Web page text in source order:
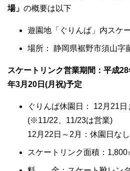
場」 の概要は以下
遊園地「ぐりんぱ」内スケ
場所： 静岡県裾野市須山字
スケートリンク営業期間：平成
年3月20日(月祝)予定
ぐりんぱ休園日： 12月21
(※11/22、11/23は営業)
12月22日～2月：休園日なし
スケートリンク面積：